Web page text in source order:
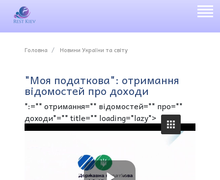
Головна Новини України та світу
"Моя податкова": отримання
відомостей про доходи
":="" отримання="" відомостей="" про=""
доходи"="" title="" loading="lazy">